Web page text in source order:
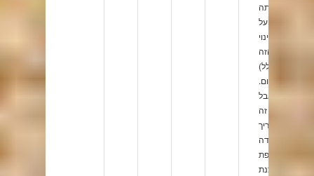
מתה
על
הכינוי
הזה
בכלל)
במקום.
אבל
זה
מצריך
עבודה
נוספת
להכנת